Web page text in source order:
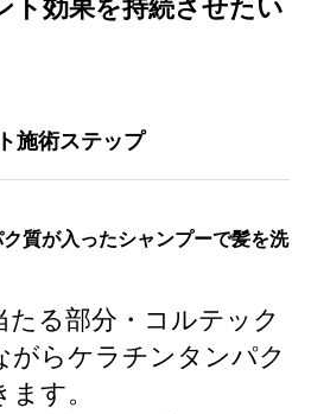
ト効果を持続させたい
施術ステップ
質が入ったシャンプーで髪を洗
たる部分・コルテック
がらケラチンタンパク
す。